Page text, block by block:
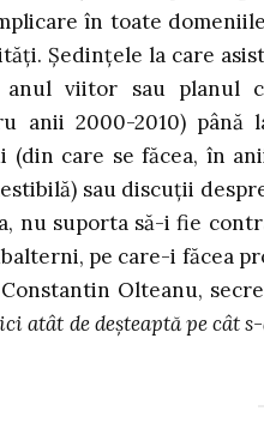
în toate
Ședințele la care
viitor sau planul
anii 2000-2010)
(din care se făcea, în
sau discuții
nu suporta să-i fie
pe care-i făcea
Olteanu,
atât de deșteaptă pe cât